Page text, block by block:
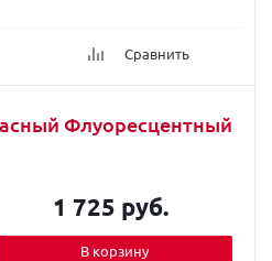
Сравнить
Флуоресцентный
1 725 руб.
В корзину